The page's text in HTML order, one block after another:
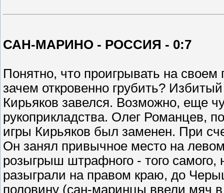
САН-МАРИНО - РОССИЯ - 0:7
Понятно, что проигрывать на
зачем откровенно грубить?
Кирьяков завелся. Возможно, еще
рукоприкладства. Олег Романцев,
игры Кирьяков был заменен. При
Он занял привычное место на
розыгрыш штрафного - того самого,
разыграли на правом краю, до
половину (сан-маринцы ввели мяч